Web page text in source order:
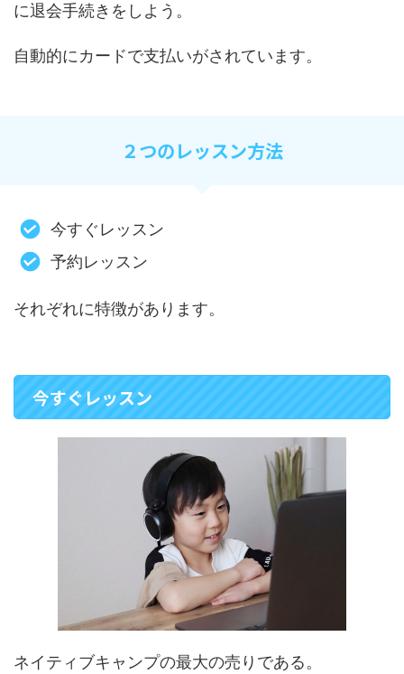
に退会手続きをしよう。
自動的にカードで支払いがされています。
２つのレッスン方法
今すぐレッスン
予約レッスン
それぞれに特徴があります。
今すぐレッスン
ネイティブキャンプの最大の売りである。